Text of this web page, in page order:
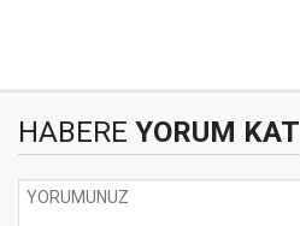
HABERE YORUM KAT